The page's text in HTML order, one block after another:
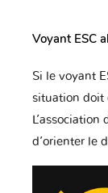
Voyant ESC
Si le voyant
situation doit
d’orienter le